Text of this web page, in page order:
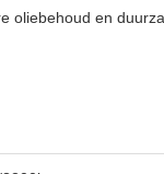
oliebehoud en